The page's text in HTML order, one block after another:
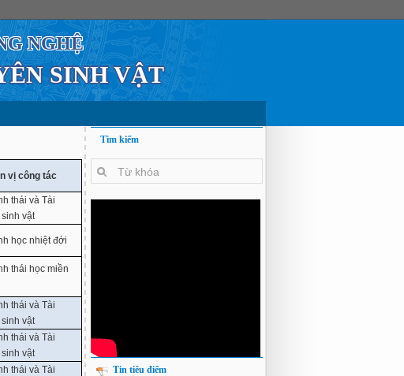
NGHỆ
SINH VẬT
vị công tác
thái và Tài
vật
học nhiệt đới
thái học miền
thái và Tài
vật
thái và Tài
vật
thái và Tài
Tìm kiếm
Tin tiêu điểm